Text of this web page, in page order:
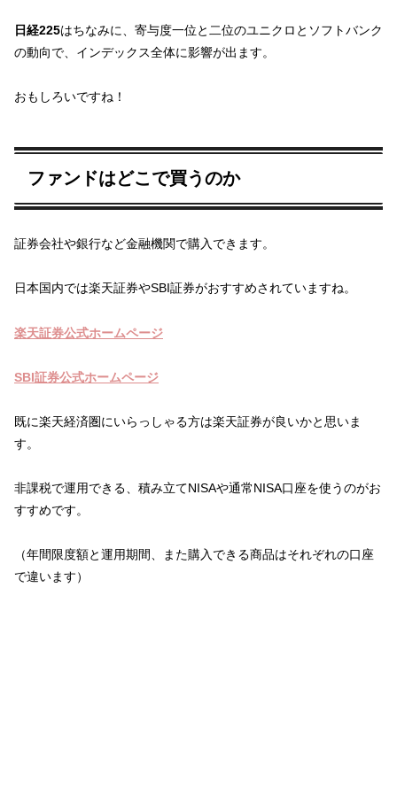
日経225はちなみに、寄与度一位と二位のユニクロとソフトバンク
の動向で、インデックス全体に影響が出ます。
おもしろいですね！
ファンドはどこで買うのか
証券会社や銀行など金融機関で購入できます。
日本国内では楽天証券やSBI証券がおすすめされていますね。
楽天証券公式ホームページ
SBI証券公式ホームページ
既に楽天経済圏にいらっしゃる方は楽天証券が良いかと思いま
す。
非課税で運用できる、積み立てNISAや通常NISA口座を使うのがお
すすめです。
（年間限度額と運用期間、また購入できる商品はそれぞれの口座
で違います）